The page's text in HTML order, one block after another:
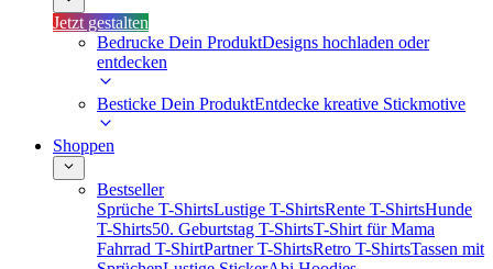
Jetzt gestalten
Bedrucke Dein ProduktDesigns hochladen oder
entdecken
Besticke Dein ProduktEntdecke kreative Stickmotive
Shoppen
Bestseller
Sprüche T-ShirtsLustige T-ShirtsRente T-ShirtsHunde
T-Shirts50. Geburtstag T-ShirtsT-Shirt für Mama
Fahrrad T-ShirtPartner T-ShirtsRetro T-ShirtsTassen mit